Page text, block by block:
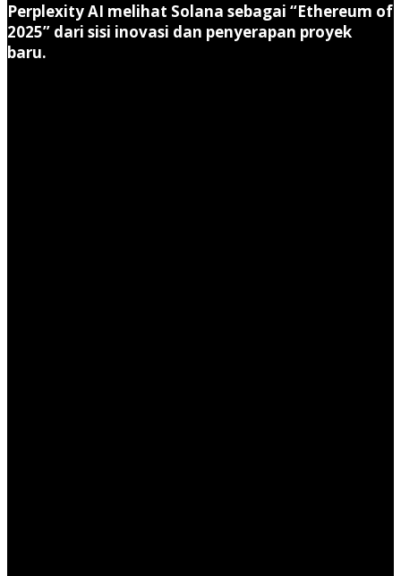
Perplexity AI melihat Solana sebagai “Ethereum of
2025” dari sisi inovasi dan penyerapan proyek
baru.